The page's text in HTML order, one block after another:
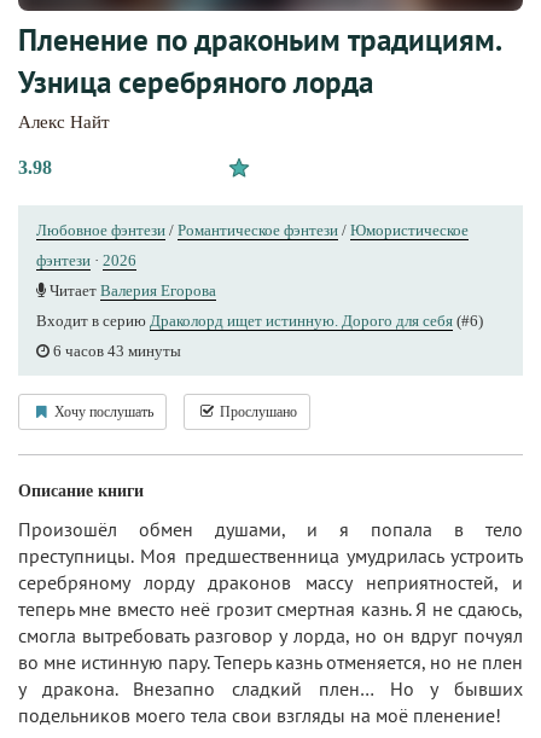
Пленение по драконьим традициям.
Узница серебряного лорда
Алекс Найт
3.98
Любовное фэнтези / Романтическое фэнтези / Юмористическое
фэнтези · 2026
Читает Валерия Егорова
Входит в серию Драколорд ищет истинную. Дорого для себя (#6)
6 часов 43 минуты
Хочу послушать Прослушано
Описание книги
Произошёл обмен душами, и я попала в тело
преступницы. Моя предшественница умудрилась устроить
серебряному лорду драконов массу неприятностей, и
теперь мне вместо неё грозит смертная казнь. Я не сдаюсь,
смогла вытребовать разговор у лорда, но он вдруг почуял
во мне истинную пару. Теперь казнь отменяется, но не плен
у дракона. Внезапно сладкий плен… Но у бывших
подельников моего тела свои взгляды на моё пленение!